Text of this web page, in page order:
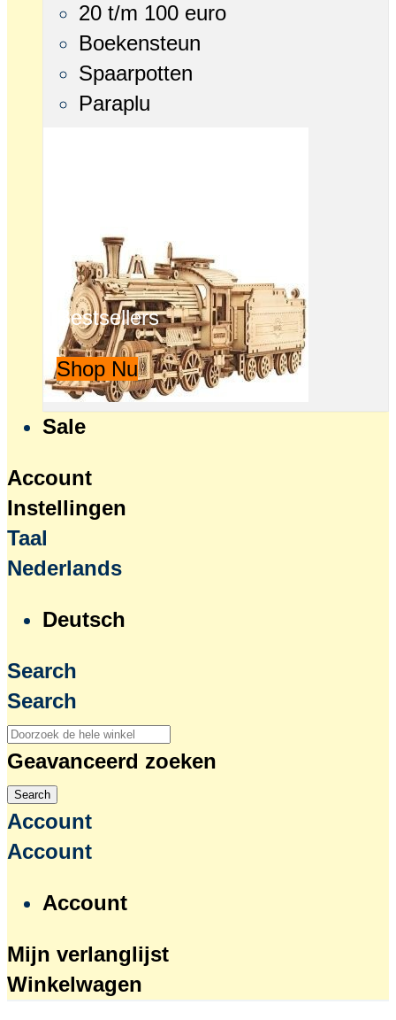
20 t/m 100 euro
Boekensteun
Spaarpotten
Paraplu
Bestsellers
Shop Nu
Sale
Account
Instellingen
Taal
Nederlands
Deutsch
Search
Search
Geavanceerd zoeken
Search
Account
Account
Account
Mijn verlanglijst
Winkelwagen